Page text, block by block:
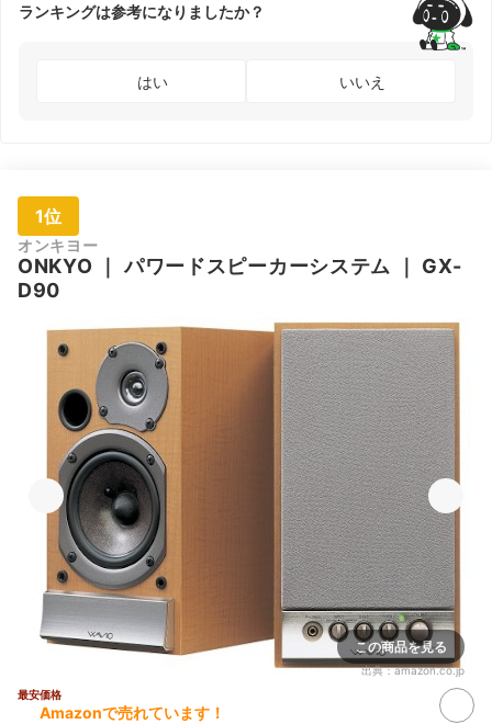
ランキングは参考になりましたか？
はい いいえ
1位
オンキヨー
ONKYO ｜パワードスピーカーシステム
GX-
D90
この商品を見る
出典：amazon.co.jp
最安価格
Amazonで売れています！